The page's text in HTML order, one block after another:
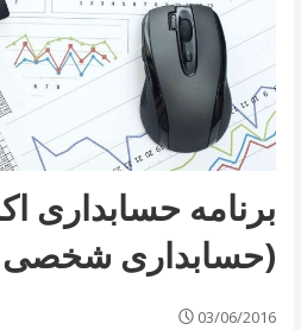
برنامه حسابداری
(حسابداری شخصی
03/06/2016